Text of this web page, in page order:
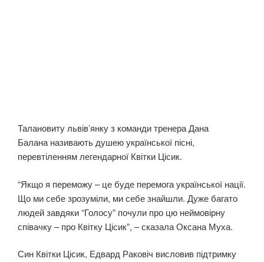
Талановиту львів’янку з команди тренера Дана
Балана називають душею української пісні,
перевтіленням легендарної Квітки Цісик.
“Якщо я переможу – це буде перемога української нації.
Що ми себе зрозуміли, ми себе знайшли. Дуже багато
людей завдяки “Голосу” почули про цю неймовірну
співачку – про Квітку Цісик”, – сказала Оксана Муха.
Син Квітки Цісик, Едвард Раковіч висловив підтримку